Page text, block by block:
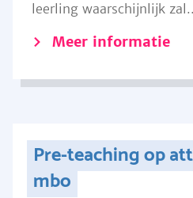
leerling waarschijnlijk
Meer informatie
Pre-teaching op
mbo